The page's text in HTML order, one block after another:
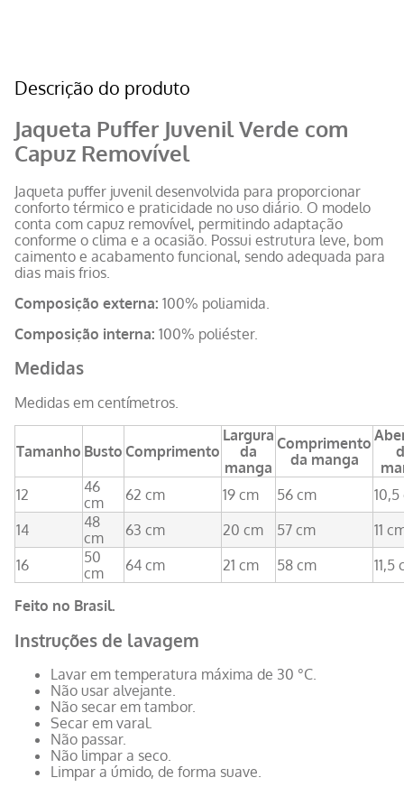
Descrição do produto
Jaqueta Puffer Juvenil Verde com
Capuz Removível
Jaqueta puffer juvenil desenvolvida para proporcionar
conforto térmico e praticidade no uso diário. O modelo
conta com capuz removível, permitindo adaptação
conforme o clima e a ocasião. Possui estrutura leve, bom
caimento e acabamento funcional, sendo adequada para
dias mais frios.
Composição externa: 100% poliamida.
Composição interna: 100% poliéster.
Medidas
Medidas em centímetros.
Tamanho Busto Comprimento
Largura
da
manga
Comprimento
da manga
12
46
cm
62 cm 19 cm 56 cm
14
48
cm
63 cm 20 cm 57 cm
11
16
50
cm
64 cm 21 cm 58 cm 11,5
Feito no Brasil.
Instruções de lavagem
Lavar em temperatura máxima de 30 °C.
Não usar alvejante.
Não secar em tambor.
Secar em varal.
Não passar.
Não limpar a seco.
Limpar a úmido, de forma suave.